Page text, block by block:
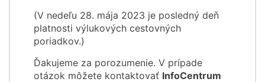
(V nedeľu 28. mája 2023 je posledný deň
platnosti výlukových cestovných
poriadkov.)
Ďakujeme za porozumenie. V prípade
otázok môžete kontaktovať InfoCentrum